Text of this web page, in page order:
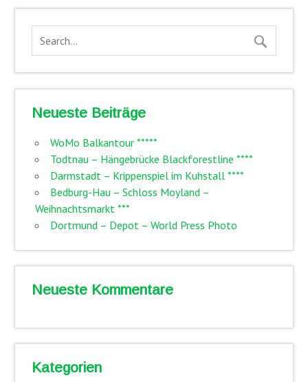
Neueste Beiträge
WoMo Balkantour *****
Todtnau – Hängebrücke Blackforestline ****
Darmstadt – Krippenspiel im Kuhstall ****
Bedburg-Hau – Schloss Moyland –
Weihnachtsmarkt ***
Dortmund – Depot – World Press Photo
Neueste Kommentare
Kategorien